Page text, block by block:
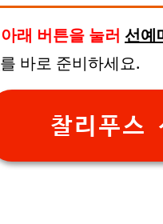
아래 버튼을 눌러 선예
를 바로 준비하세요.
찰리푸스